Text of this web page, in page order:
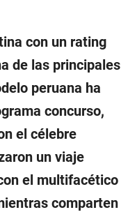
con un rating
de las principales
peruana ha
concurso,
el célebre
un viaje
el multifacético
comparten